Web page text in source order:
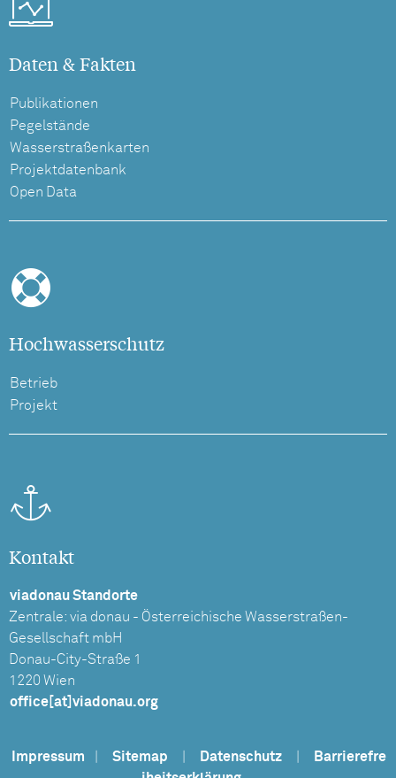
Daten & Fakten
Publikationen
Pegelstände
Wasserstraßenkarten
Projektdatenbank
Open Data
Hochwasserschutz
Betrieb
Projekt
Kontakt
viadonau Standorte
Zentrale: via donau - Österreichische Wasserstraßen-
Gesellschaft mbH
Donau-City-Straße 1
1220 Wien
office[at]viadonau.org
Impressum Sitemap Datenschutz
Barrierefre